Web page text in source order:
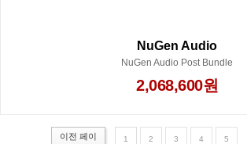
NuGen Audio
NuGen Audio Post Bundle
2,068,600원
이전 페이
1 2 3 4 5